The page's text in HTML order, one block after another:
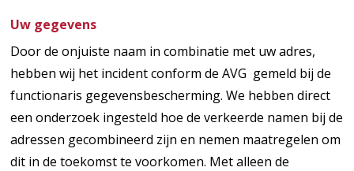
Uw gegevens
Door de onjuiste naam in combinatie met uw adres,
hebben wij het incident conform de AVG gemeld bij de
functionaris gegevensbescherming. We hebben direct
een onderzoek ingesteld hoe de verkeerde namen bij de
adressen gecombineerd zijn en nemen maatregelen om
dit in de toekomst te voorkomen. Met alleen de